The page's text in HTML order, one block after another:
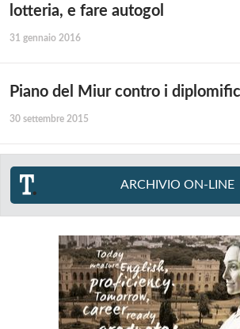
lotteria, e fare autogol
31 gennaio 2016
Piano del Miur contro i
30 settembre 2015
ARCHIVIO ON-LINE